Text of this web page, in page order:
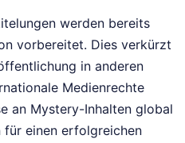
werden bereits
vorbereitet. Dies verkürzt
in anderen
Medienrechte
an Mystery-Inhalten global
für einen erfolgreichen